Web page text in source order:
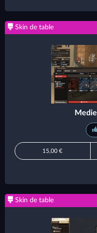
Skin de table
15,00 €
Skin de table